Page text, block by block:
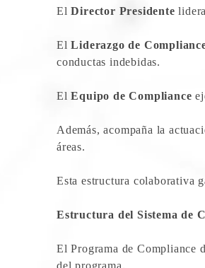
ElDirector Presidente
ElLiderazgo de
conductas indebidas.
ElEquipo de Compliance
Además, acompaña la
áreas.
Esta estructura colaborativa
Estructura del Sistema de
El Programa de Compliance
del programa.